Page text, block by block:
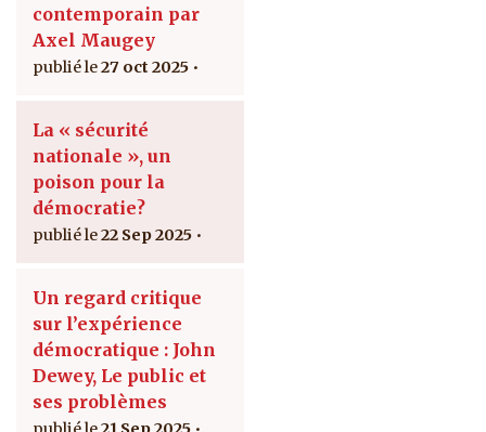
contemporain par
Axel Maugey
27 oct 2025
La « sécurité
nationale », un
poison pour la
démocratie?
22 Sep 2025
Un regard critique
sur l’expérience
démocratique : John
Dewey, Le public et
ses problèmes